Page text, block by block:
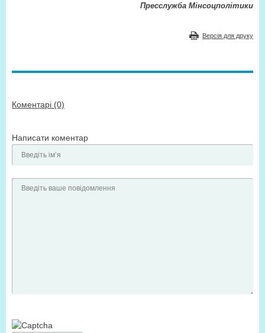
Пресслужба Мінсоцполітики
Версія для друку
Коментарі (0)
Написати коментар